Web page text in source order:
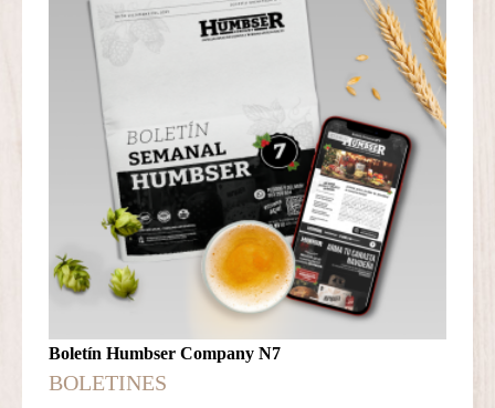
Boletín Humbser Company N7
BOLETINES